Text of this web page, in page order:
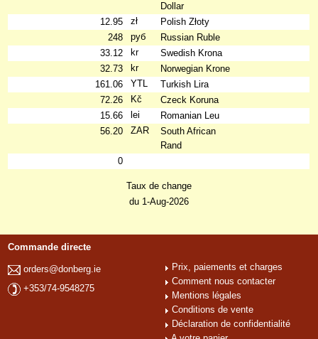
Dollar
12.95
zł
Polish Złoty
248
руб
Russian Ruble
33.12
kr
Swedish Krona
32.73
kr
Norwegian Krone
161.06
YTL
Turkish Lira
72.26
Kč
Czeck Koruna
15.66
lei
Romanian Leu
56.20
ZAR
South African
Rand
0
Taux de change
du 1-Aug-2026
Commande directe
orders@donberg.ie
+353/74-9548275
Prix, paiements et charges
Comment nous contacter
Mentions légales
Conditions de vente
Déclaration de confidentialité